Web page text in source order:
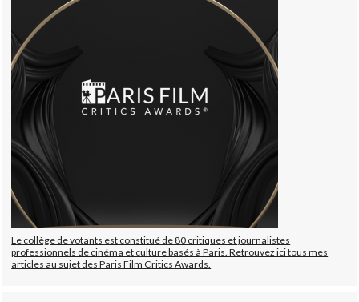
Le collège de votants est constitué de 80 critiques et journalistes
professionnels de cinéma et culture basés à Paris. Retrouvez ici tous mes
articles au sujet des Paris Film Critics Awards.